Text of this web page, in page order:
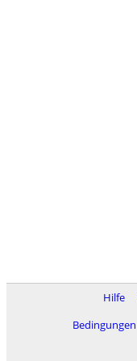
Hilfe
Bedingungen